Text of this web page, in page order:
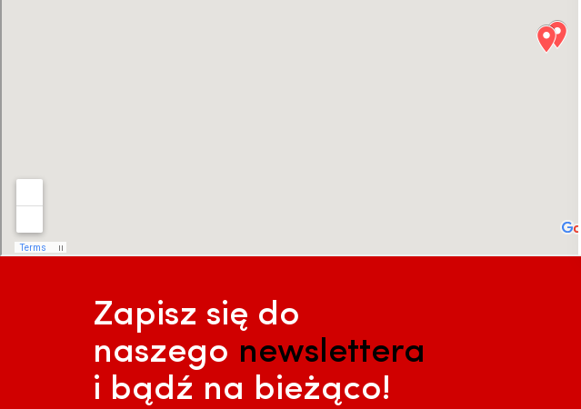
Zapisz się do
naszego newslettera
i bądź na bieżąco!